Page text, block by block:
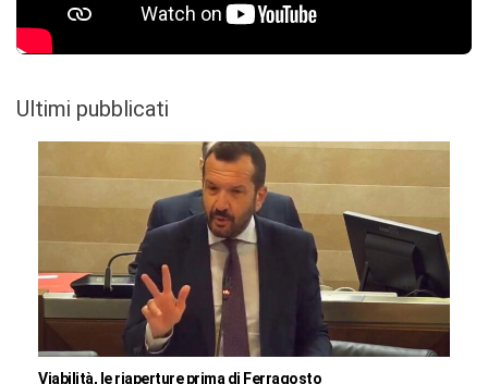
Ultimi pubblicati
Viabilità, le riaperture prima di Ferragosto